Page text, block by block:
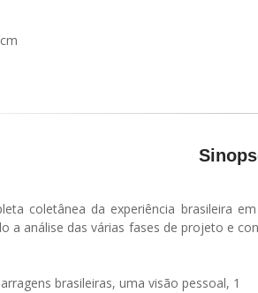
coletânea da experiência brasileira
a análise das várias fases de projeto e
brasileiras, uma visão pessoal, 1